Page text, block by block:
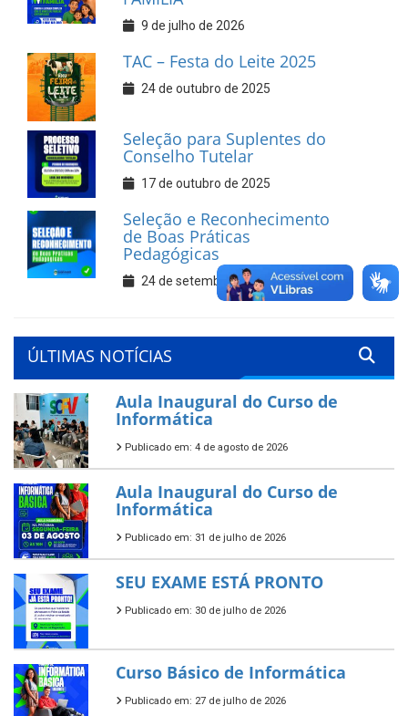
9 de julho de 2026
TAC – Festa do Leite 2025
24 de outubro de 2025
Seleção para Suplentes do
Conselho Tutelar
17 de outubro de 2025
Seleção e Reconhecimento
de Boas Práticas
Pedagógicas
24 de setembro de 2025
ÚLTIMAS NOTÍCIAS
Aula Inaugural do Curso de
Informática
Publicado em: 4 de agosto de 2026
Aula Inaugural do Curso de
Informática
Publicado em: 31 de julho de 2026
SEU EXAME ESTÁ PRONTO
Publicado em: 30 de julho de 2026
Curso Básico de Informática
Publicado em: 27 de julho de 2026